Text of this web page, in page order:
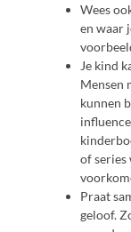
Wees
en waar
Je kind
Mensen
kunnen
of
Praat
geloof.